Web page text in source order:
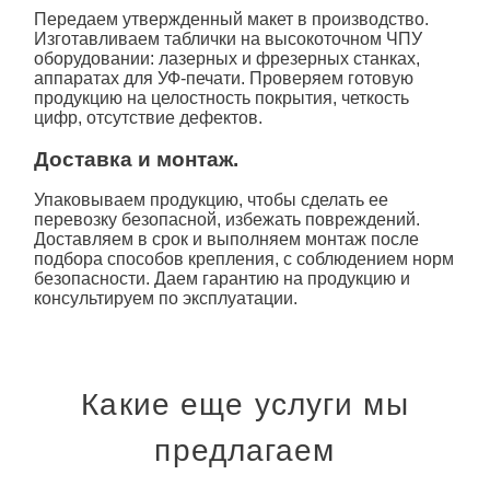
Передаем утвержденный макет в производство.
Изготавливаем таблички на высокоточном ЧПУ
оборудовании: лазерных и фрезерных станках,
аппаратах для УФ-печати. Проверяем готовую
продукцию на целостность покрытия, четкость
цифр, отсутствие дефектов.
Доставка и монтаж.
Упаковываем продукцию, чтобы сделать ее
перевозку безопасной, избежать повреждений.
Доставляем в срок и выполняем монтаж после
подбора способов крепления, с соблюдением норм
безопасности. Даем гарантию на продукцию и
консультируем по эксплуатации.
Какие еще услуги мы
предлагаем